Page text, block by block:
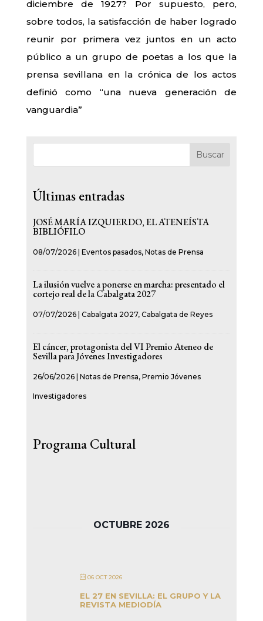
diciembre de 1927? Por supuesto, pero,
sobre todos, la satisfacción de haber logrado
reunir por primera vez juntos en un acto
público a un grupo de poetas a los que la
prensa sevillana en la crónica de los actos
definió como “una nueva generación de
vanguardia”
Buscar
Últimas entradas
JOSÉ MARÍA IZQUIERDO, EL ATENEÍSTA
BIBLIÓFILO
08/07/2026| Eventos pasados, Notas de Prensa
La ilusión vuelve a ponerse en marcha: presentado el
cortejo real de la Cabalgata 2027
07/07/2026| Cabalgata 2027, Cabalgata de Reyes
El cáncer, protagonista del VI Premio Ateneo de
Sevilla para Jóvenes Investigadores
26/06/2026| Notas de Prensa, Premio Jóvenes
Investigadores
Programa Cultural
OCTUBRE 2026
06 OCT 2026
EL 27 EN SEVILLA: EL GRUPO Y LA
REVISTA MEDIODÍA